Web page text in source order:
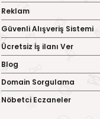
Reklam
Güvenli Alışveriş Sistemi
Ücretsiz İş ilanı Ver
Blog
Domain Sorgulama
Nöbetci Eczaneler